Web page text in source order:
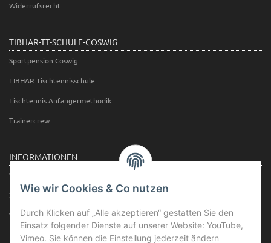
Widerrufsrecht
TIBHAR-TT-SCHULE-COSWIG
Sportpension Coswig
TIBHAR Tischtennisschule
Tischtennis Anfängermethodik
Trainercrew
INFORMATIONEN
Wir über uns
Zahlungsmöglichkeiten
Versandinformationen
Newsletter
Wie wir Cookies & Co nutzen
Durch Klicken auf „Alle akzeptieren“ gestatten Sie den
Einsatz folgender Dienste auf unserer Website: YouTube,
Vimeo. Sie können die Einstellung jederzeit ändern